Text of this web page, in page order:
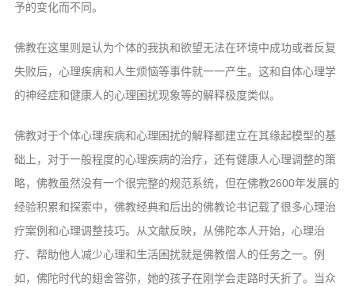
予的变化而不同。
佛教在这里则是认为个体的我执和欲望无法在环境中成功或者反复
失败后，心理疾病和人生烦恼等事件就一一产生。这和自体心理学
的神经症和健康人的心理困扰现象等的解释极度类似。
佛教对于个体心理疾病和心理困扰的解释都建立在其缘起模型的基
础上，对于一般程度的心理疾病的治疗，还有健康人心理调整的策
略，佛教虽然没有一个很完整的规范系统，但在佛教2600年发展的
经验积累和探索中，佛教经典和后出的佛教论书记载了很多心理治
疗案例和心理调整技巧。从文献反映，从佛陀本人开始，心理治
疗、帮助他人减少心理和生活困扰就是佛教僧人的任务之一。例
如，佛陀时代的翅舍答弥，她的孩子在刚学会走路时夭折了。当众